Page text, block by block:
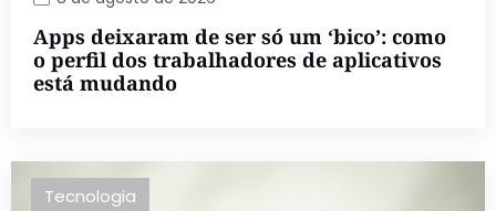
Apps deixaram de ser só um ‘bico’: como
o perfil dos trabalhadores de aplicativos
está mudando
Tecnologia